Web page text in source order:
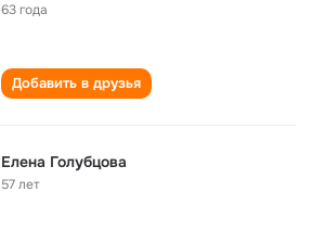
63 года
Добавить в друзья
Елена Голубцова
57 лет